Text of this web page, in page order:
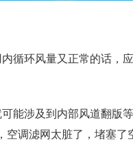
循环风量又正常的话，
能涉及到内部风道翻版
调滤网太脏了，堵塞了